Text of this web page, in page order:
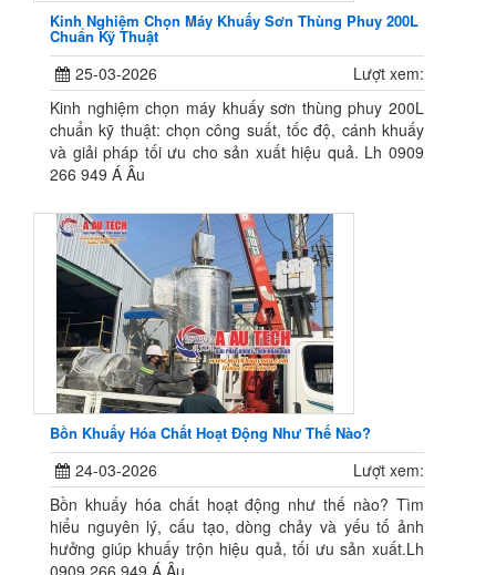
Kinh Nghiệm Chọn Máy Khuấy Sơn Thùng Phuy 200L
Chuẩn Kỹ Thuật
25-03-2026
Lượt xem:
Kinh nghiệm chọn máy khuấy sơn thùng phuy 200L
chuẩn kỹ thuật: chọn công suất, tốc độ, cánh khuấy
và giải pháp tối ưu cho sản xuất hiệu quả. Lh 0909
266 949 Á Âu
Bồn Khuấy Hóa Chất Hoạt Động Như Thế Nào?
24-03-2026
Lượt xem:
Bồn khuấy hóa chất hoạt động như thế nào? Tìm
hiểu nguyên lý, cấu tạo, dòng chảy và yếu tố ảnh
hưởng giúp khuấy trộn hiệu quả, tối ưu sản xuất.Lh
0909 266 949 Á Âu